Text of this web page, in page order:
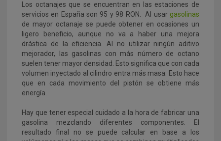
Los octanajes que se encuentran en las estaciones de
servicios en España son 95 y 98 RON. Al usar gasolinas
de mayor octanaje se puede obtener en ocasiones un
ligero beneficio, aunque no va a haber una mejora
drástica de la eficiencia. Al no utilizar ningún aditivo
mejorador, las gasolinas con más número de octano
suelen tener mayor densidad. Esto significa que con cada
volumen inyectado al cilindro entra más masa. Esto hace
que en cada movimiento del pistón se obtiene más
energía.
Hay que tener especial cuidado a la hora de fabricar una
gasolina mezclando diferentes componentes. El
resultado final no se puede calcular en base a los